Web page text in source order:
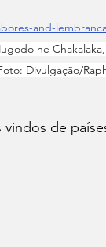
and-
ne
Divulgação/
de